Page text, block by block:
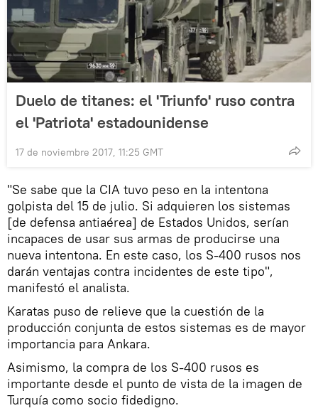
Duelo de titanes: el 'Triunfo' ruso contra
el 'Patriota' estadounidense
17 de noviembre 2017, 11:25 GMT
"Se sabe que la CIA tuvo peso en la intentona
golpista del 15 de julio. Si adquieren los sistemas
[de defensa antiaérea] de Estados Unidos, serían
incapaces de usar sus armas de producirse una
nueva intentona. En este caso, los S-400 rusos nos
darán ventajas contra incidentes de este tipo",
manifestó el analista.
Karatas puso de relieve que la cuestión de la
producción conjunta de estos sistemas es de mayor
importancia para Ankara.
Asimismo, la compra de los S-400 rusos es
importante desde el punto de vista de la imagen de
Turquía como socio fidedigno.